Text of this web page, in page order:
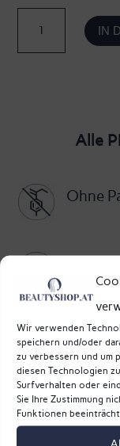
Wir verwenden
speichern und/oder
zu verbessern und um
diesen Technologien
Surfverhalten oder
Sie Ihre Zustimmung
Funktionen
Körpergel
Phyto5
Menge
IN
Alle
Ohne
Ohne
Ohne